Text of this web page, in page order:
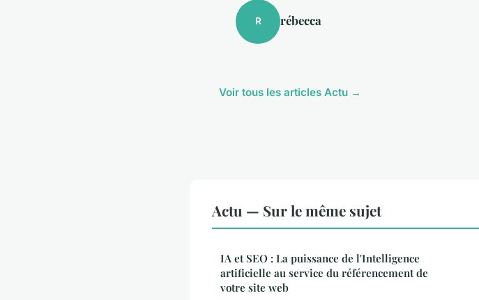
R rébecca
Voir tous les articles Actu →
Actu — Sur le même sujet
IA et SEO : La puissance de l'Intelligence
artificielle au service du référencement de
votre site web